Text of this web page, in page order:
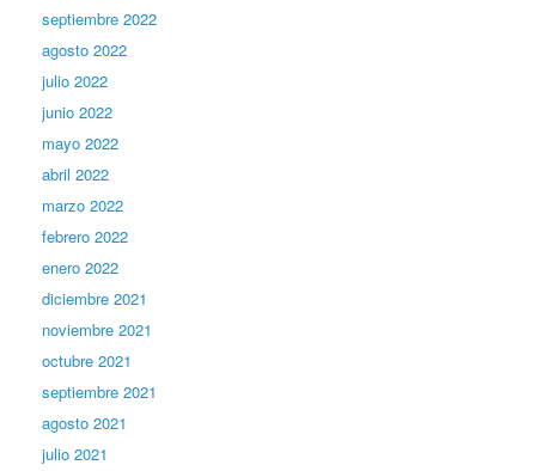
septiembre 2022
agosto 2022
julio 2022
junio 2022
mayo 2022
abril 2022
marzo 2022
febrero 2022
enero 2022
diciembre 2021
noviembre 2021
octubre 2021
septiembre 2021
agosto 2021
julio 2021